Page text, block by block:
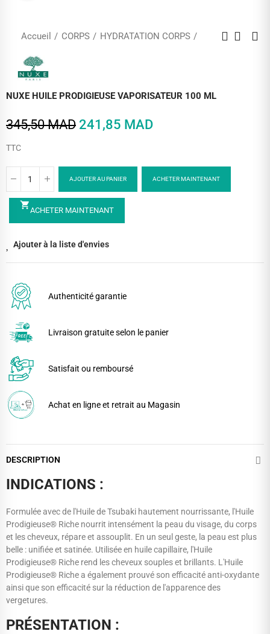
Accueil CORPS HYDRATATION CORPS
NUXE HUILE PRODIGIEUSE VAPORISATEUR 100 ML
345,50 MAD 241,85 MAD
TTC
AJOUTER AU PANIER ACHETER MAINTENANT
shopping_cartACHETER MAINTENANT
Ajouter à la liste d'envies
Authenticité garantie
Livraison gratuite selon le panier
Satisfait ou remboursé
Achat en ligne et retrait au Magasin
DESCRIPTION
INDICATIONS :
Formulée avec de l'Huile de Tsubaki hautement nourrissante, l'Huile
Prodigieuse® Riche nourrit intensément la peau du visage, du corps
et les cheveux, répare et assouplit. En un seul geste, la peau est plus
belle : unifiée et satinée. Utilisée en huile capillaire, l'Huile
Prodigieuse® Riche rend les cheveux souples et brillants. L'Huile
Prodigieuse® Riche a également prouvé son efficacité anti-oxydante
ainsi que son efficacité sur la réduction de l'apparence des
vergetures.
PRÉSENTATION :